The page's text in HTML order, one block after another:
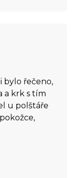
bylo řečeno,
a krk s tím
u polštáře